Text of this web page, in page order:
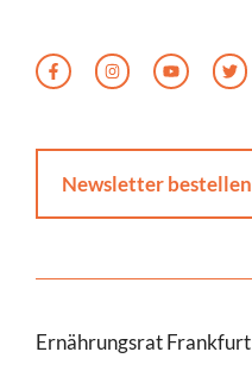
Newsletter bestellen
Ernährungsrat Frankfurt